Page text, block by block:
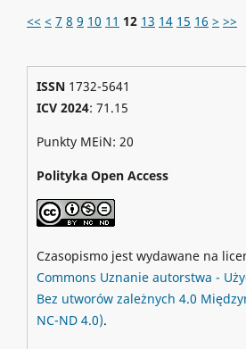
<< < 7 8 9 10 11 12 13 14 15 16 > >>
ISSN1732-5641
ICV 2024: 71.15
Punkty MEiN: 20
Polityka Open Access
Czasopismo jest wydawane na
Commons Uznanie autorstwa -
Bez utworów zależnych 4.0
NC-ND 4.0).